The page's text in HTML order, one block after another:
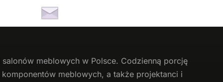
meblowych w Polsce. Codzienną porcję
meblowych, a także projektanci i